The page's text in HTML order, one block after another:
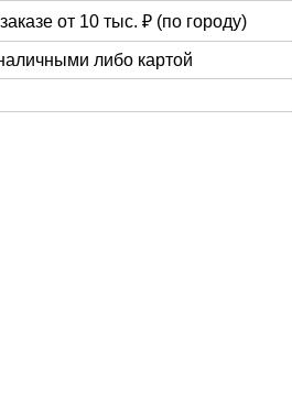
от 10 тыс. ₽ (по городу)
либо картой